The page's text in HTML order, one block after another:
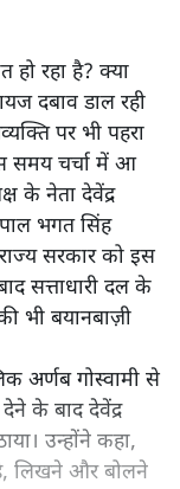
हो रहा है? क्या
दबाव डाल रही
पर भी पहरा
समय चर्चा में आ
के नेता देवेंद्र
भगत सिंह
सरकार को इस
सत्ताधारी दल के
भी बयानबाज़ी
अर्णब गोस्वामी से
के बाद देवेंद्र
उन्होंने कहा,
है, लिखने और बोलने